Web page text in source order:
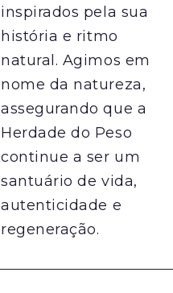
inspirados pela sua
história e ritmo
natural. Agimos em
nome da natureza,
assegurando que a
Herdade do Peso
continue a ser um
santuário de vida,
autenticidade e
regeneração.